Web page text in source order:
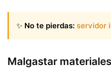
✨ No te pierdas: servidor
Malgastar